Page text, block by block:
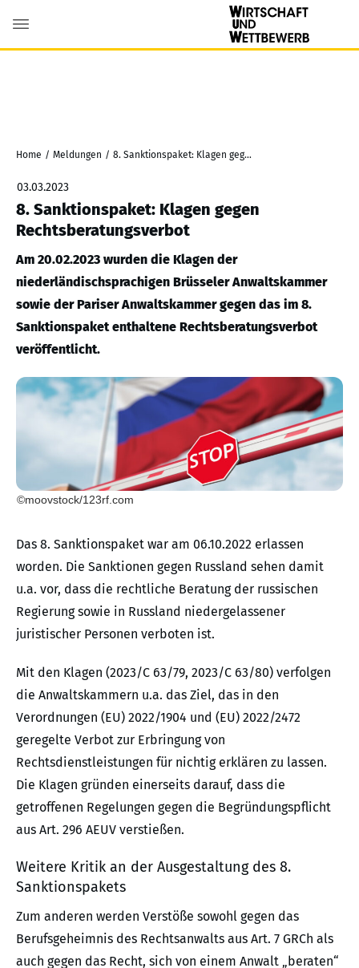
Home / Meldungen / 8. Sanktionspaket: Klagen gegen Rechtsberatungsverbot
03.03.2023
8. Sanktionspaket: Klagen gegen
Rechtsberatungsverbot
Am 20.02.2023 wurden die Klagen der
niederländischsprachigen Brüsseler Anwaltskammer
sowie der Pariser Anwaltskammer gegen das im 8.
Sanktionspaket enthaltene Rechtsberatungsverbot
veröffentlicht.
©moovstock/123rf.com
Das 8. Sanktionspaket war am 06.10.2022 erlassen
worden. Die Sanktionen gegen Russland sehen damit
u.a. vor, dass die rechtliche Beratung der russischen
Regierung sowie in Russland niedergelassener
juristischer Personen verboten ist.
Mit den Klagen (2023/C 63/79, 2023/C 63/80) verfolgen
die Anwaltskammern u.a. das Ziel, das in den
Verordnungen (EU) 2022/1904 und (EU) 2022/2472
geregelte Verbot zur Erbringung von
Rechtsdienstleistungen für nichtig erklären zu lassen.
Die Klagen gründen einerseits darauf, dass die
getroffenen Regelungen gegen die Begründungspflicht
aus Art. 296 AEUV verstießen.
Weitere Kritik an der Ausgestaltung des 8.
Sanktionspakets
Zum anderen werden Verstöße sowohl gegen das
Berufsgeheimnis des Rechtsanwalts aus Art. 7 GRCh als
auch gegen das Recht, sich von einem Anwalt „beraten“